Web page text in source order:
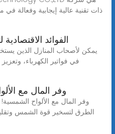
ذات تقنية عالية إيجابية وفعالة
الفوائد
يمكن لأصحاب المنازل الذين
في فواتير الكهرباء،
وفر المال مع
الطرق لتسخير قوة الشمس